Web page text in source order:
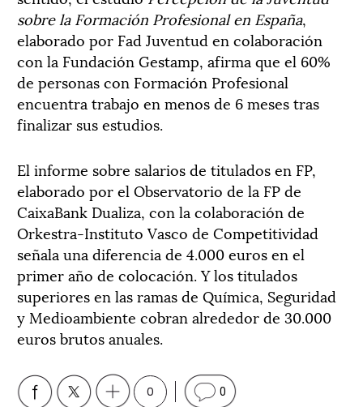
sobre la Formación Profesional en España,
elaborado por Fad Juventud en colaboración
con la Fundación Gestamp, afirma que el 60%
de personas con Formación Profesional
encuentra trabajo en menos de 6 meses tras
finalizar sus estudios.
El informe sobre salarios de titulados en FP,
elaborado por el Observatorio de la FP de
CaixaBank Dualiza, con la colaboración de
Orkestra-Instituto Vasco de Competitividad
señala una diferencia de 4.000 euros en el
primer año de colocación. Y los titulados
superiores en las ramas de Química, Seguridad
y Medioambiente cobran alrededor de 30.000
euros brutos anuales.
0 0